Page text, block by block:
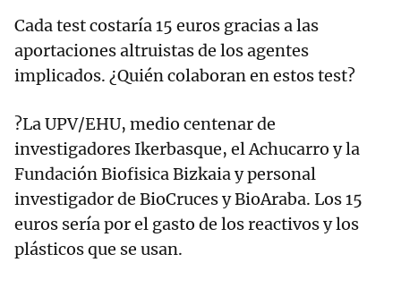
Cada test costaría 15 euros gracias a las
aportaciones altruistas de los agentes
implicados. ¿Quién colaboran en estos test?
?La UPV/EHU, medio centenar de
investigadores Ikerbasque, el Achucarro y la
Fundación Biofisica Bizkaia y personal
investigador de BioCruces y BioAraba. Los 15
euros sería por el gasto de los reactivos y los
plásticos que se usan.